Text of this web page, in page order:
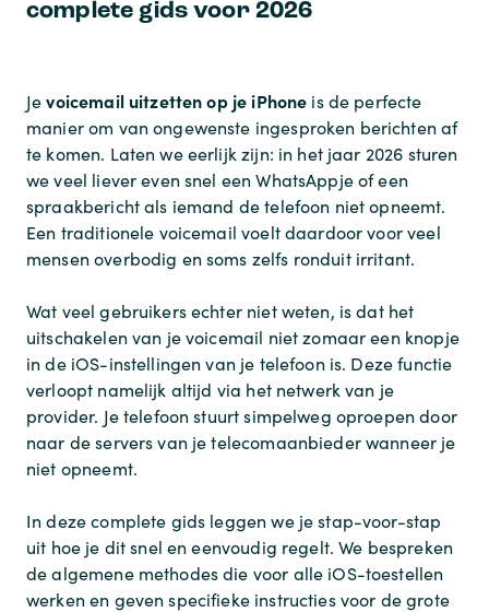
complete gids voor 2026
Jevoicemail uitzetten op je iPhone is de perfecte
manier om van ongewenste ingesproken berichten af
te komen. Laten we eerlijk zijn: in het jaar 2026 sturen
we veel liever even snel een WhatsAppje of een
spraakbericht als iemand de telefoon niet opneemt.
Een traditionele voicemail voelt daardoor voor veel
mensen overbodig en soms zelfs ronduit irritant.
Wat veel gebruikers echter niet weten, is dat het
uitschakelen van je voicemail niet zomaar een knopje
in de iOS-instellingen van je telefoon is. Deze functie
verloopt namelijk altijd via het netwerk van je
provider. Je telefoon stuurt simpelweg oproepen door
naar de servers van je telecomaanbieder wanneer je
niet opneemt.
In deze complete gids leggen we je stap-voor-stap
uit hoe je dit snel en eenvoudig regelt. We bespreken
de algemene methodes die voor alle iOS-toestellen
werken en geven specifieke instructies voor de grote